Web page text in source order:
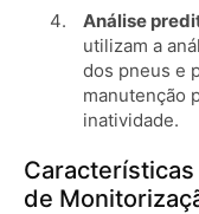
Análise
utilizam a
dos pneus e
manutenção
inatividade.
de